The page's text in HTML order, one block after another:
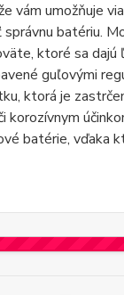
umožňuje
batériu.
ktoré sa
guľovými
ktorá je
batérie,